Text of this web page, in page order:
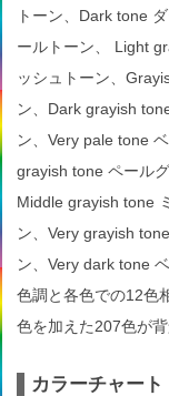
トーン、Dark tone
ールトーン、 Light
ッシュトーン、
ン、Dark grayish
ン、Very pale tone
grayish tone ペール
Middle grayish tone
ン、Very grayish
ン、Very dark tone
色調と各色での12色
色を加えた207色が
カラーチャート